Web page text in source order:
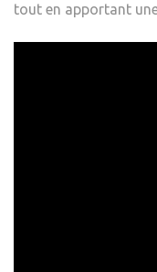
tout en apportant